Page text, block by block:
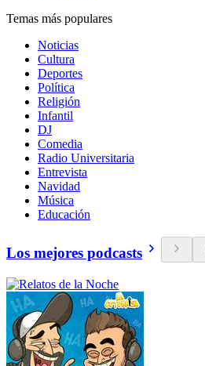
Temas más populares
Noticias
Cultura
Deportes
Política
Religión
Infantil
DJ
Comedia
Radio Universitaria
Entrevista
Navidad
Música
Educación
Los mejores podcasts